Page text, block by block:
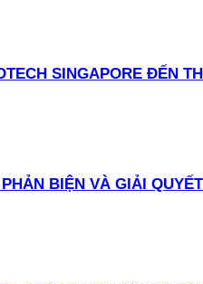
SINGAPORE ĐẾN
BIỆN VÀ GIẢI